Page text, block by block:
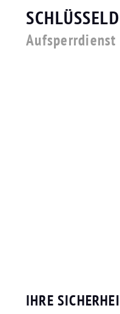
IHRE